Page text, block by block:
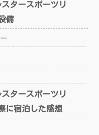
タースポーツリ
備
タースポーツリ
に宿泊した感想